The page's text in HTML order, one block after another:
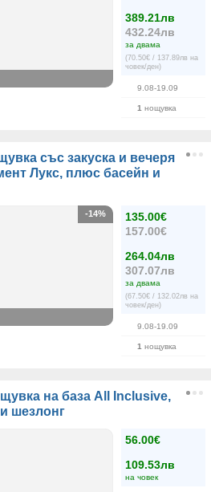
389.21лв
432.24лв
за двама
(70.50€ / 137.89лв на
човек/ден)
9.08-19.09
1 нощувка
със закуска и вечеря
Лукс, плюс басейн и
135.00€
157.00€
264.04лв
307.07лв
за двама
(67.50€ / 132.02лв на
човек/ден)
9.08-19.09
1 нощувка
-14%
на база All Inclusive,
шезлонг
56.00€
109.53лв
на човек